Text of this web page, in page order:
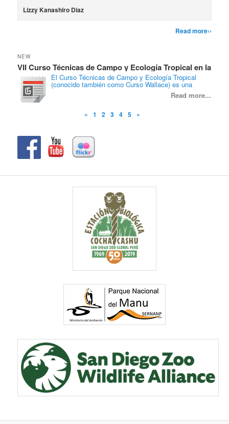
Lizzy Kanashiro Diaz
Read more››
NEW
VII Curso Técnicas de Campo y Ecología Tropical en la
Estación Biológica Cocha Cashu, Parque nacional del
Manu
El Curso Técnicas de Campo y Ecología Tropical
(conocido también como Curso Wallace) es una
experiencia de vida que esperamos influya
positivamente en tu carrera profesional. Mas de 200
instructores del […]
Read more...
« 1 2 3 4 5 »